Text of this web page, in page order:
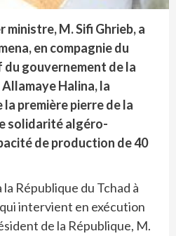
ministre, M. Sifi Ghrieb, a
en compagnie du
du gouvernement de la
Halina, la
la première pierre de la
solidarité algéro-
de production de 40
République du Tchad à
intervient en exécution
de la République, M.